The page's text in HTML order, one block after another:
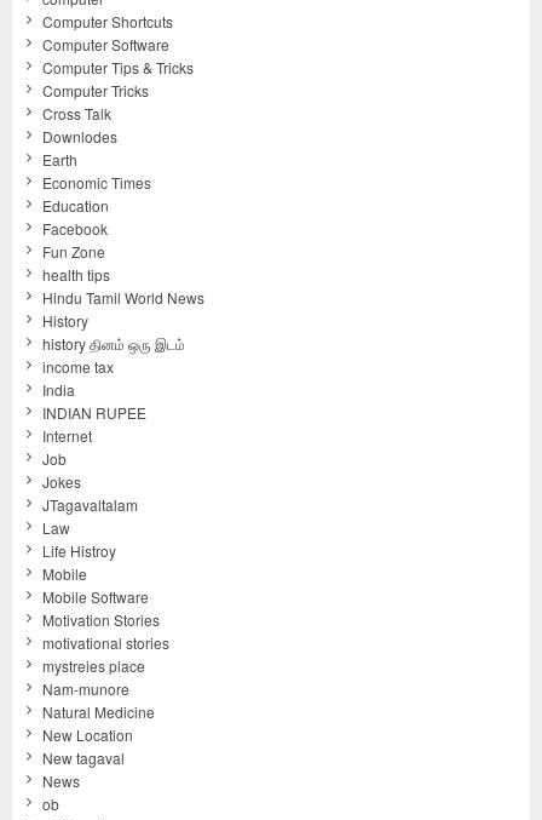
Computer Shortcuts
Computer Software
Computer Tips & Tricks
Computer Tricks
Cross Talk
Downlodes
Earth
Economic Times
Education
Facebook
Fun Zone
health tips
Hindu Tamil World News
History
history தினம் ஒரு இடம்
income tax
India
INDIAN RUPEE
Internet
Job
Jokes
JTagavaltalam
Law
Life Histroy
Mobile
Mobile Software
Motivation Stories
motivational stories
mystreies place
Nam-munore
Natural Medicine
New Location
New tagaval
News
ob